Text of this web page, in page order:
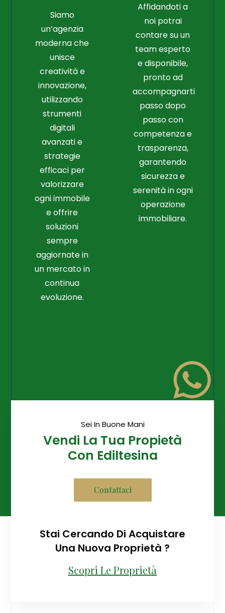
Siamo
un’agenzia
moderna che
unisce
creatività e
innovazione,
utilizzando
strumenti
digitali
avanzati e
strategie
efficaci per
valorizzare
ogni immobile
e offrire
soluzioni
sempre
aggiornate in
un mercato in
continua
evoluzione.
Affidandoti a
noi potrai
contare su un
team esperto
e disponibile,
pronto ad
accompagnarti
passo dopo
passo con
competenza e
trasparenza,
garantendo
sicurezza e
serenità in ogni
operazione
immobiliare.
Sei In Buone Mani
Vendi La Tua Propietà
Con Ediltesina
Contattaci
Stai Cercando Di Acquistare
Una Nuova Proprietà ?
Scopri Le Proprietà